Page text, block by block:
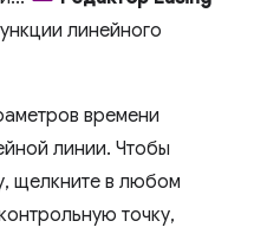
линейного
времени
линии. Чтобы
щелкните в любом
точку,